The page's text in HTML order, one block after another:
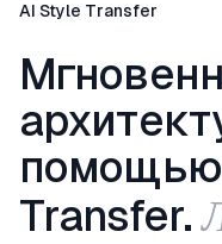
AI Style Transfer
помощью
Transfer.